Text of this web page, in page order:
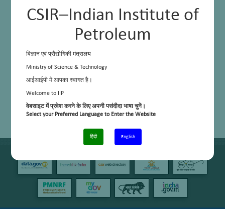
CSIR–Indian Institute of
Petroleum
विज्ञान एवं प्रौद्योगिकी मंत्रालय
Ministry of Science & Technology
आईआईपी में आपका स्वागत है।
Welcome to IIP
वेबसाइट में प्रवेश करने के लिए अपनी पसंदीदा भाषा चुनें।
Select your Preferred Language to Enter the Website
हिंदी English